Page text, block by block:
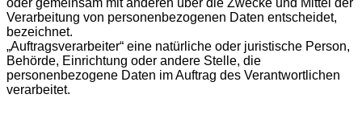
Verarbeitung von personenbezogenen Daten entscheidet,
bezeichnet.
„Auftragsverarbeiter“ eine natürliche oder juristische Person,
Behörde, Einrichtung oder andere Stelle, die
personenbezogene Daten im Auftrag des Verantwortlichen
verarbeitet.